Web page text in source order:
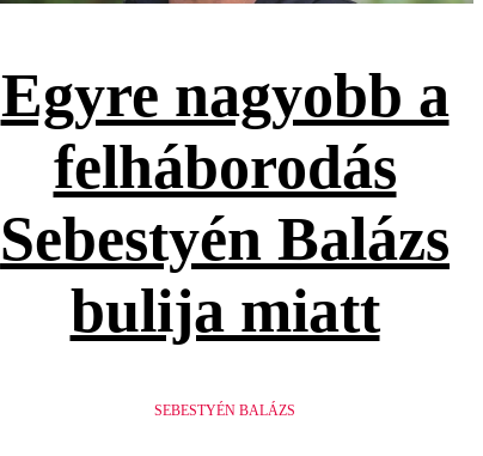
Egyre nagyobb a
felháborodás
Sebestyén Balázs
bulija miatt
SEBESTYÉN BALÁZS